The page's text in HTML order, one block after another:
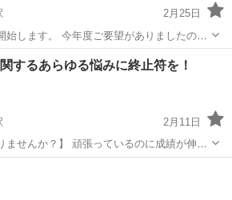
2月25日
望がありましたので
は英語の講義も行います。 また、受講者が
、テスト対策も行います。 部活仲間、
...
駅 塾 算数
するあらゆる悩みに終止符を！
2月11日
ませんか？】 頑張っているのに成績が伸び
わからない、勉強のやり方が知りた